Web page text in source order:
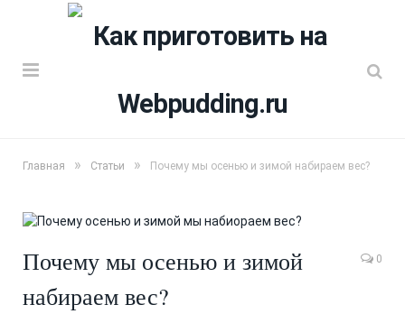
Главная » Статьи » Почему мы осенью и зимой набираем вес?
Почему мы осенью и зимой
набираем вес?
0